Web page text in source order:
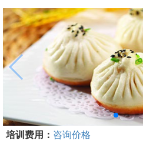
培训费用： 咨询价格